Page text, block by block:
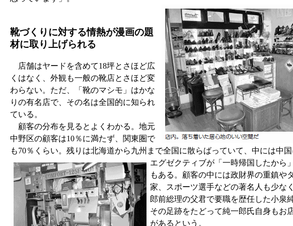
靴づくりに対する情熱が漫画の題
材に取り上げられる
店舗はヤードを含めて18坪とさほど広
くはなく、外観も一般の靴店とさほど変
わらない。ただ、「靴のマシモ」はかな
りの有名店で、その名は全国的に知られ
ている。
顧客の分布を見るとよくわかる。地元
中野区の顧客は10％に満たず、関東圏で
も70％くらい。残りは北海道から九州まで全国に散らばっていて、中には中
エグゼクティブが「一時帰国したから
もある。顧客の中には政財界の重鎮や
家、スポーツ選手などの著名人も少な
郎前総理の父君で要職を歴任した小泉
その足跡をたどって純一郎氏自身もお
があるという。